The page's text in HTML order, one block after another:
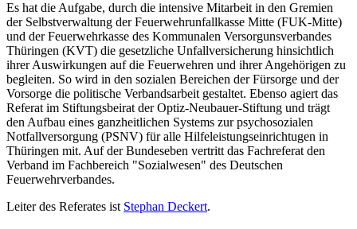
Es hat die Aufgabe, durch die intensive Mitarbeit in den Gremien
der Selbstverwaltung der Feuerwehrunfallkasse Mitte (FUK-Mitte)
und der Feuerwehrkasse des Kommunalen Versorgunsverbandes
Thüringen (KVT) die gesetzliche Unfallversicherung hinsichtlich
ihrer Auswirkungen auf die Feuerwehren und ihrer Angehörigen zu
begleiten. So wird in den sozialen Bereichen der Fürsorge und der
Vorsorge die politische Verbandsarbeit gestaltet. Ebenso agiert das
Referat im Stiftungsbeirat der Optiz-Neubauer-Stiftung und trägt
den Aufbau eines ganzheitlichen Systems zur psychosozialen
Notfallversorgung (PSNV) für alle Hilfeleistungseinrichtugen in
Thüringen mit. Auf der Bundeseben vertritt das Fachreferat den
Verband im Fachbereich "Sozialwesen" des Deutschen
Feuerwehrverbandes.
Leiter des Referates ist Stephan Deckert.